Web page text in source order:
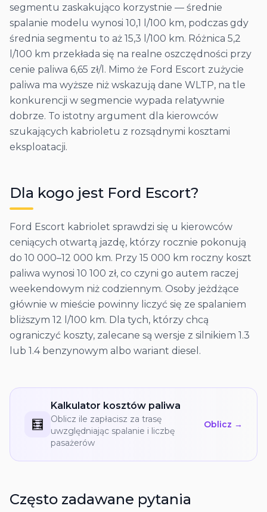
segmentu zaskakująco korzystnie — średnie
spalanie modelu wynosi 10,1 l/100 km, podczas gdy
średnia segmentu to aż 15,3 l/100 km. Różnica 5,2
l/100 km przekłada się na realne oszczędności przy
cenie paliwa 6,65 zł/l. Mimo że Ford Escort zużycie
paliwa ma wyższe niż wskazują dane WLTP, na tle
konkurencji w segmencie wypada relatywnie
dobrze. To istotny argument dla kierowców
szukających kabrioletu z rozsądnymi kosztami
eksploatacji.
Dla kogo jest Ford Escort?
Ford Escort kabriolet sprawdzi się u kierowców
ceniących otwartą jazdę, którzy rocznie pokonują
do 10 000–12 000 km. Przy 15 000 km roczny koszt
paliwa wynosi 10 100 zł, co czyni go autem raczej
weekendowym niż codziennym. Osoby jeżdżące
głównie w mieście powinny liczyć się ze spalaniem
bliższym 12 l/100 km. Dla tych, którzy chcą
ograniczyć koszty, zalecane są wersje z silnikiem 1.3
lub 1.4 benzynowym albo wariant diesel.
🧮
Kalkulator kosztów paliwa
Oblicz ile zapłacisz za trasę
uwzględniając spalanie i liczbę
pasażerów
Oblicz →
Często zadawane pytania